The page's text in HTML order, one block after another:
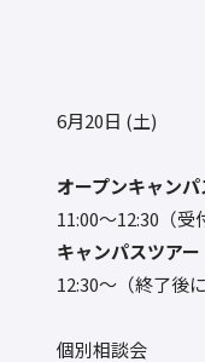
6月20日 (土)
オープンキャンパ
11:00〜12:30（受
キャンパスツアー
12:30〜（終了後
個別相談会